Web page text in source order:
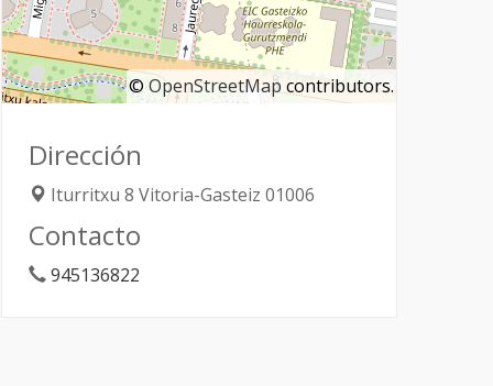
© OpenStreetMap contributors.
Dirección
Iturritxu 8 Vitoria-Gasteiz 01006
Contacto
945136822